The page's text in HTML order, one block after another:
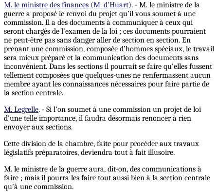
M. le ministre des finances (M. d'Huart). - M. le ministre de la
guerre a proposé le renvoi du projet qu’il vous soumet à une
commission. Il a des documents à communiquer à ceux qui
seront chargés de l’examen de la loi ; ces documents pourraient
ne peut-être pas sans danger aller de section en section. En
prenant une commission, composée d’hommes spéciaux, le travail
sera mieux préparé et la communication des documents sans
inconvénient. Dans les sections il pourrait se faire qu’elles fussent
tellement composées que quelques-unes ne renfermassent aucun
membre ayant les connaissances nécessaires pour faire partie de
la section centrale.
M. Legrelle. - Si l’on soumet à une commission un projet de loi
d’une telle importance, il faudra désormais renoncer à rien
envoyer aux sections.
Cette division de la chambre, faite pour procéder aux travaux
législatifs préparatoires, deviendra tout à fait illusoire.
M. le ministre de la guerre aura, dit-on, des communications à
faire ; mais il pourra les faire tout aussi bien à la section centrale
qu’à une commission.